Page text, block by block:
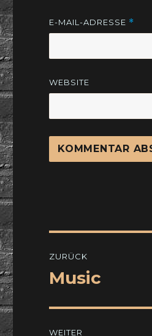
E-MAIL-ADRESSE *
WEBSITE
ZURÜCK
Vorheriger
Music
WEITER